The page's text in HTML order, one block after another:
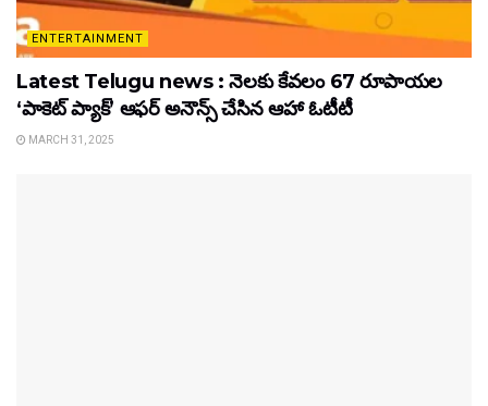
ENTERTAINMENT
Latest Telugu news : నెలకు కేవలం 67 రూపాయల
‘పాకెట్ ప్యాక్’ ఆఫర్ అనౌన్స్ చేసిన ఆహా ఓటీటీ
MARCH 31, 2025